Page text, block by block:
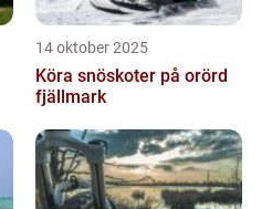
14 oktober 2025
Köra snöskoter på orörd
fjällmark